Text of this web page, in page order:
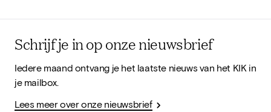
Schrijf je in op onze nieuwsbrief
Iedere maand ontvang je het laatste nieuws van het KIK in
je mailbox.
Lees meer over onze nieuwsbrief